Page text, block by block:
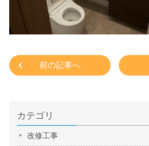
前の記事へ
カテゴリ
改修工事